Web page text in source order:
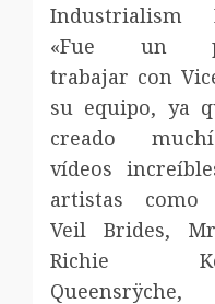
Industrialism
«Fue un
trabajar con
su equipo, ya
creado
vídeos
artistas como
Veil Brides,
Richie